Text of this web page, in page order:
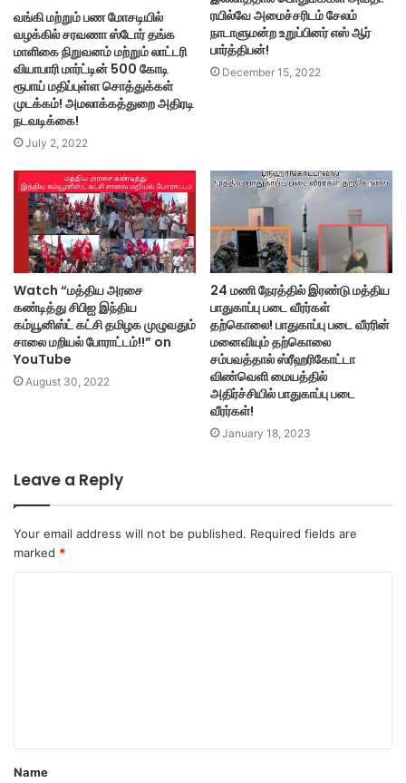
வங்கி மற்றும் பண மோசடியில்
வழக்கில் சரவணா ஸ்டோர் தங்க
மாளிகை நிறுவனம் மற்றும் லாட்டரி
வியாபாரி மார்ட்டின் 500 கோடி
ரூபாய் மதிப்புள்ள சொத்துக்கள்
முடக்கம்! அமலாக்கத்துறை அதிரடி
நடவடிக்கை!
July 2, 2022
ரயில்வே அமைச்சரிடம் சேலம்
நாடாளுமன்ற உறுப்பினர் எஸ் ஆர்
பார்த்திபன்!
December 15, 2022
Watch “மத்திய அரசை
கண்டித்து சிபிஐ இந்திய
கம்யூனிஸ்ட் கட்சி தமிழக முழுவதும்
சாலை மறியல் போராட்டம்!!” on
YouTube
August 30, 2022
24 மணி நேரத்தில் இரண்டு மத்திய
பாதுகாப்பு படை வீரர்கள்
தற்கொலை! பாதுகாப்பு படை வீரரின்
மனைவியும் தற்கொலை
சம்பவத்தால் ஸ்ரீஹரிகோட்டா
விண்வெளி மையத்தில்
அதிர்ச்சியில் பாதுகாப்பு படை
வீரர்கள்!
January 18, 2023
Leave a Reply
Your email address will not be published. Required fields are
marked *
t
*
Name